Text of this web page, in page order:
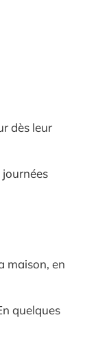
dès leur
maison, en
quelques